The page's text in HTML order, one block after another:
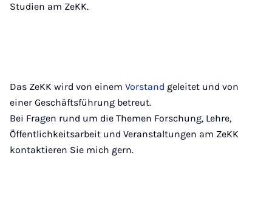
Studien am ZeKK.
Das ZeKK wird von einem Vorstand geleitet und von
einer Geschäftsführung betreut.
Bei Fragen rund um die Themen Forschung, Lehre,
Öffentlichkeitsarbeit und Veranstaltungen am ZeKK
kontaktieren Sie mich gern.